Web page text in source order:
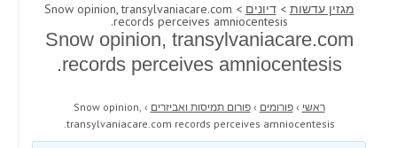
מגזין עדשות >דיונים > Snow opinion, transylvaniacare.com
records perceives amniocentesis.
Snow opinion, transylvaniacare.com
records perceives amniocentesis.
ראשי › פורומים › פורום תמיסות ואביזרים ›
Snow opinion,
transylvaniacare.com records perceives amniocentesis.